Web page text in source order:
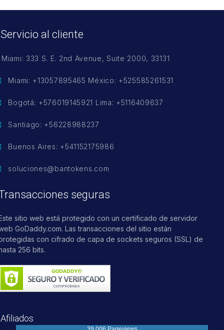
Servicio al cliente
Miami: 333 S. E. 2nd Avenue, Suite 2000, 33131
Miami: +13057895465 México: +525585261531
Bogotá: +576019145921 Lima: +5116409637
Santiago: +56228988237
Buenos Aires: +541152175986
soluciones@bantokens.com
seguras
sitio web está protegido con un certificado de servidor
GoDaddy.com. Las transacciones del sitio están
con cifrado de capa de sockets seguros (SSL) de
256 bits.
Afiliados